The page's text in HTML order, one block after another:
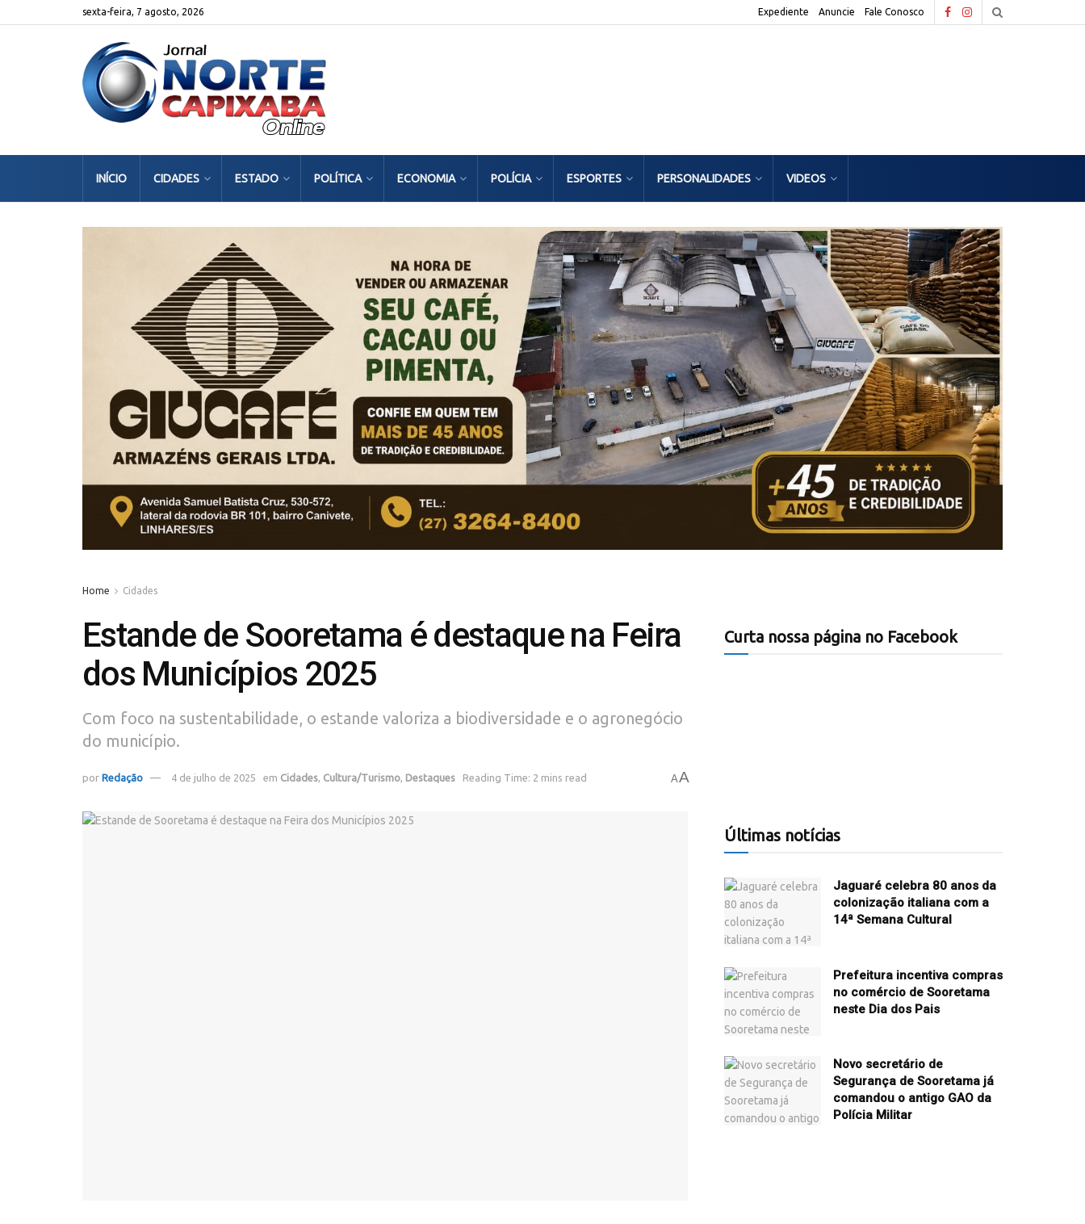
sexta-feira, 7 agosto, 2026 Expediente Anuncie Fale Conosco
INÍCIO CIDADES ESTADO POLÍTICA ECONOMIA POLÍCIA ESPORTES PERSONALIDADES VIDEOS
Home Cidades
Estande de Sooretama é destaque na Feira
dos Municípios 2025
Com foco na sustentabilidade, o estande valoriza a biodiversidade e o agronegócio
do município.
por Redação 4 de julho de 2025 em Cidades, Cultura/Turismo, Destaques Reading Time: 2 mins read AA
Curta nossa página no Facebook
Últimas notícias
Jaguaré celebra 80 anos da
colonização italiana com a
14ª Semana Cultural
Prefeitura incentiva compras
no comércio de Sooretama
neste Dia dos Pais
Novo secretário de
Segurança de Sooretama já
comandou o antigo GAO da
Polícia Militar